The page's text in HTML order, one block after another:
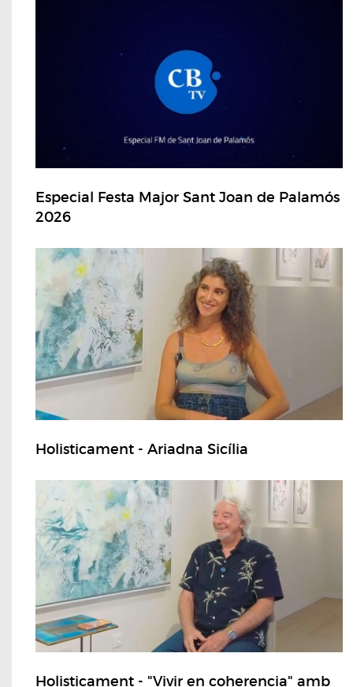
Especial Festa Major Sant Joan de Palamós
2026
Holisticament - Ariadna Sicília
Holisticament - "Vivir en coherencia" amb